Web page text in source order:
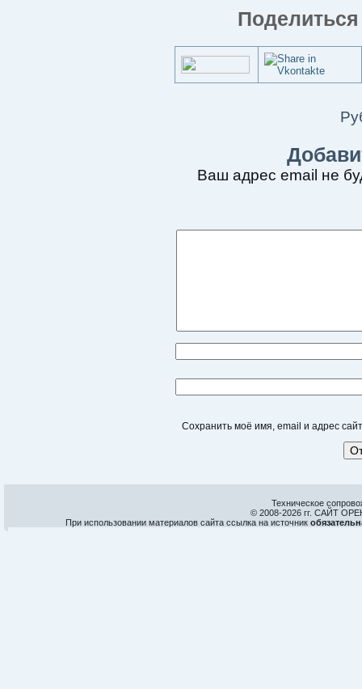
Ваш адрес email не
Сохранить моё имя, email и адрес
Техническое
© 2008-2026 гг. САЙТ
При использовании материалов сайта ссылка на источник